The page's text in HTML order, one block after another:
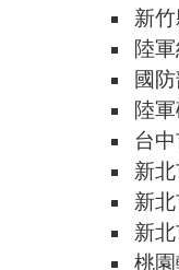
新
陸
國
陸
台
新
新
新
桃